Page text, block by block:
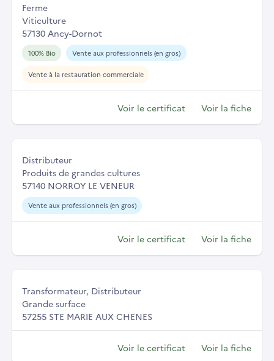
Ferme
Viticulture
57130 Ancy-Dornot
100% Bio Vente aux professionnels (en gros)
Vente à la restauration commerciale
Voir le certificat Voir la fiche
Distributeur
Produits de grandes cultures
57140 NORROY LE VENEUR
Vente aux professionnels (en gros)
Voir le certificat Voir la fiche
Transformateur, Distributeur
Grande surface
57255 STE MARIE AUX CHENES
Voir le certificat Voir la fiche